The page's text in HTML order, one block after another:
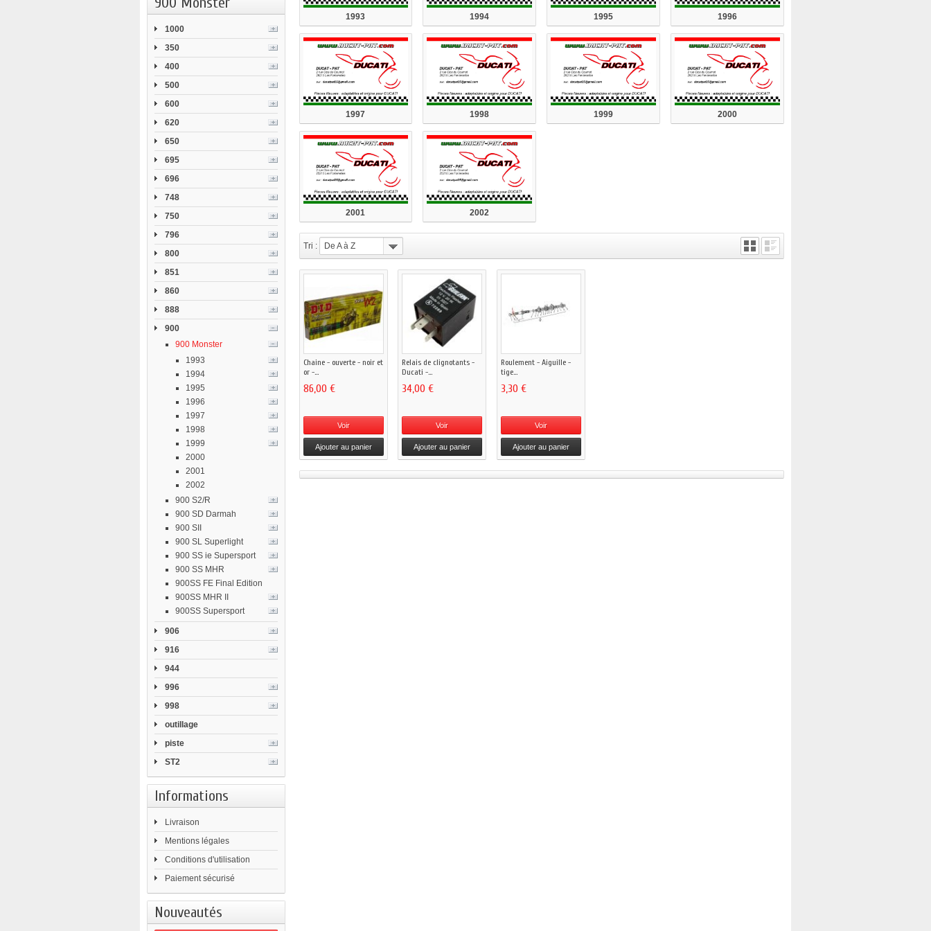
1000
350
400
500
600
620
650
695
696
748
750
796
800
851
860
888
900
900 Monster
1993
1994
1995
1996
1997
1998
1999
2000
2001
2002
900 S2/R
900 SD Darmah
900 SII
900 SL Superlight
900 SS ie Supersport
900 SS MHR
900SS FE Final Edition
900SS MHR II
900SS Supersport
906
916
944
996
998
outillage
piste
ST2
Informations
Livraison
Mentions légales
Conditions d'utilisation
Paiement sécurisé
Nouveautés
1993 1994 1995 1996
1997 1998 1999 2000
2001 2002
Tri : De A à Z
Chaine - ouverte - noir et
or -...
86,00 €
Voir
Ajouter au panier
Relais de clignotants -
Ducati -...
34,00 €
Voir
Ajouter au panier
Roulement - Aiguille -
tige...
3,30 €
Voir
Ajouter au panier